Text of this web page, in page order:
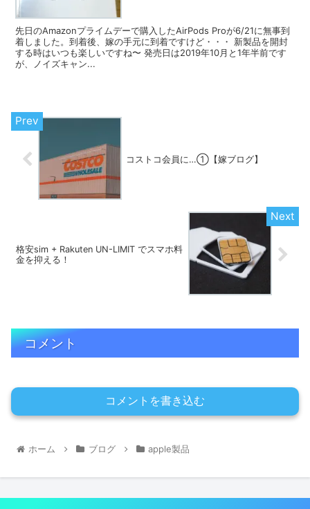
先日のAmazonプライムデーで購入したAirPods Proが6/21に無事到
着しました。到着後、嫁の手元に到着ですけど・・・ 新製品を開封
する時はいつも楽しいですね〜 発売日は2019年10月と1年半前です
が、ノイズキャン...
コストコ会員に…①【嫁ブログ】
格安sim + Rakuten UN-LIMIT でスマホ料
金を抑える！
コメント
コメントを書き込む
ホーム ブログ apple製品